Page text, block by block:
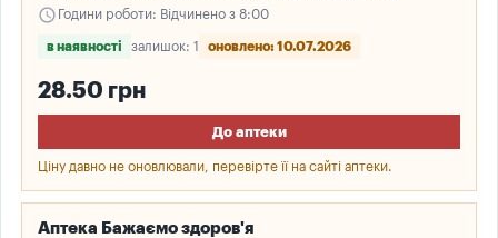
schedule Години роботи: Відчинено з 8:00
в наявності залишок: 1 оновлено: 10.07.2026
28.50 грн
До аптеки
Ціну давно не оновлювали, перевірте її на сайті аптеки.
Аптека Бажаємо здоров'я